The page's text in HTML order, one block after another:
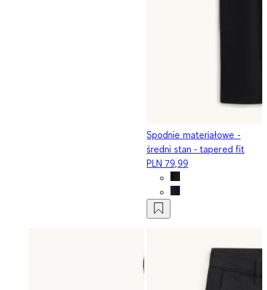
Spodnie materiałowe -
średni stan - tapered fit
PLN 79,99